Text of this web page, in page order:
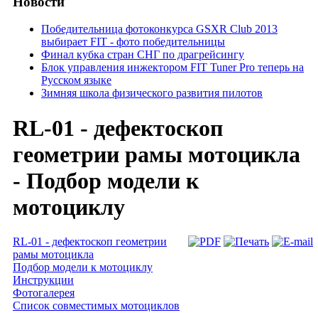
Победительница фотоконкурса GSXR Club 2013
выбирает FIT - фото победительницы
Финал кубка стран СНГ по драгрейсингу
Блок управления инжектором FIT Tuner Pro теперь на
Русском языке
Зимняя школа физического развития пилотов
RL-01 - дефектоскоп
геометрии рамы мотоцикла
- Подбор модели к
мотоциклу
RL-01 - дефектоскоп геометрии
рамы мотоцикла
Подбор модели к мотоциклу
Инструкции
Фотогалерея
Список совместимых мотоциклов